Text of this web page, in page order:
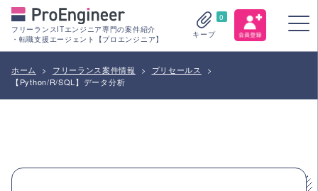
フリーランスITエンジニア専門の案件紹介
・転職支援エージェント【プロエンジニア】
0
キープ
ホーム > フリーランス案件情報 > プリセールス
>
【Python/R/SQL】データ分析